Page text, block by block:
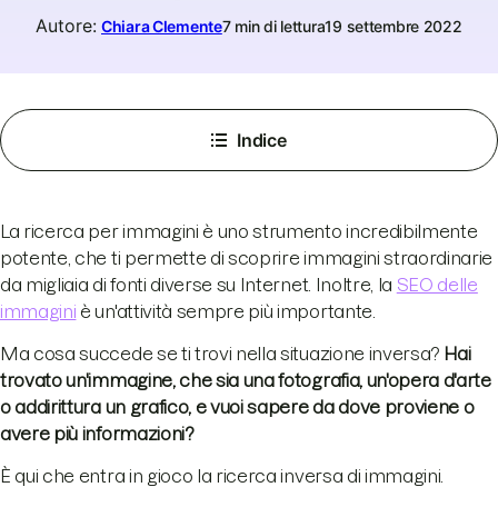
Autore: Chiara Clemente7 min di lettura19 settembre 2022
Indice
La ricerca per immagini è uno strumento incredibilmente
potente, che ti permette di scoprire immagini straordinarie
da migliaia di fonti diverse su Internet. Inoltre, la SEO delle
immagini è un'attività sempre più importante.
Ma cosa succede se ti trovi nella situazione inversa? Hai
trovato un'immagine, che sia una fotografia, un'opera d'arte
o addirittura un grafico, e vuoi sapere da dove proviene o
avere più informazioni?
È qui che entra in gioco la ricerca inversa di immagini.